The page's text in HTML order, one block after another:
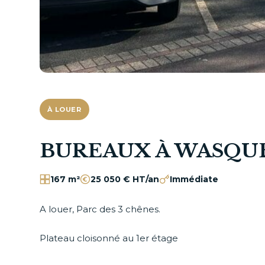
À LOUER
BUREAUX À
167 m² 25 050 € HT/an Immédiate
A louer, Parc des 3 chênes.
Plateau cloisonné au 1er étage